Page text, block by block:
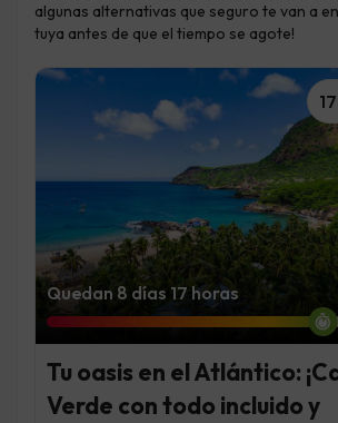
algunas alternativas que seguro te van a
tuya antes de que el tiempo se agote!
17
Quedan 8 días 17 horas
Tu oasis en el Atlántico:
Verde con todo incluido y